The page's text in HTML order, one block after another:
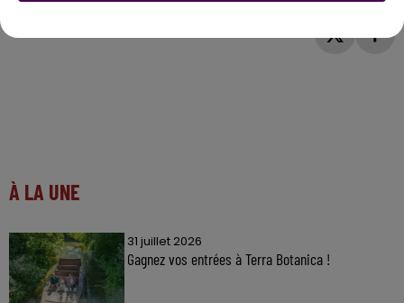
À LA UNE
31 juillet 2026
Gagnez vos entrées à Terra Botanica !